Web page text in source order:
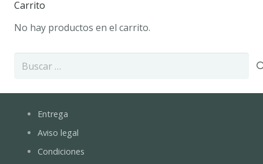
Carrito
No hay productos en el carrito.
Entrega
Aviso legal
Condiciones